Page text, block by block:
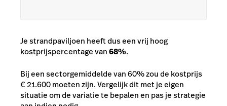
Je strandpaviljoen heeft dus een vrij hoog
kostprijspercentage van68%.
Bij een sectorgemiddelde van 60% zou de kostprijs
€ 21.600 moeten zijn. Vergelijk dit met je eigen
situatie om de variatie te bepalen en pas je strategie